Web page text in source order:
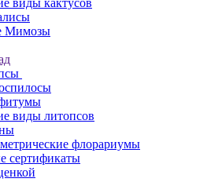
виды кактусов
Мимозы
виды литопсов
флорариумы
сертификаты